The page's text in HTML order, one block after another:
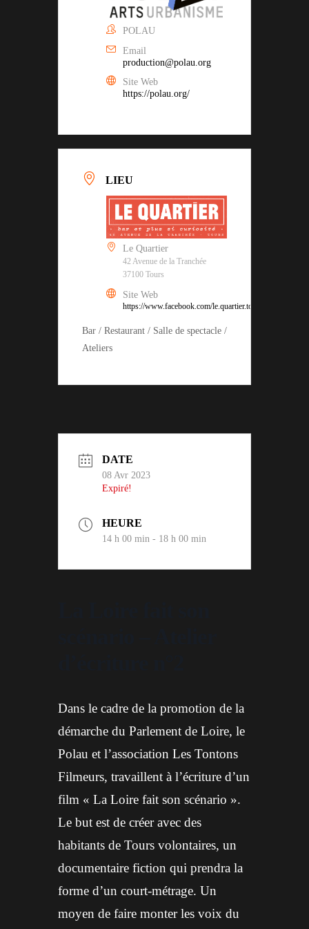
POLAU
Email
production@polau.org
Site Web
https://polau.org/
LIEU
Le Quartier
42 Avenue de la Tranchée
37100 Tours
Site Web
https://www.facebook.com/le.quartier.tours
Bar / Restaurant / Salle de spectacle /
Ateliers
DATE
08 Avr 2023
Expiré!
HEURE
14 h 00 min - 18 h 00 min
Dans le cadre de la promotion de la
démarche du Parlement de Loire, le
Polau et l’association Les Tontons
Filmeurs, travaillent à l’écriture d’un
film « La Loire fait son scénario ».
Le but est de créer avec des
habitants de Tours volontaires, un
documentaire fiction qui prendra la
forme d’un court-métrage. Un
moyen de faire monter les voix du